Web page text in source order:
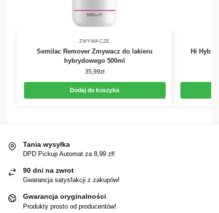
ZMYWACZE
Semilac Remover Zmywacz do lakieru
hybrydowego 500ml
35,99zł
Dodaj do koszyka
Hi
Tania wysyłka
DPD Pickup Automat za 8,99 zł!
90 dni na zwrot
Gwarancja satysfakcji z zakupów!
Gwarancja oryginalności
Produkty prosto od producentów!